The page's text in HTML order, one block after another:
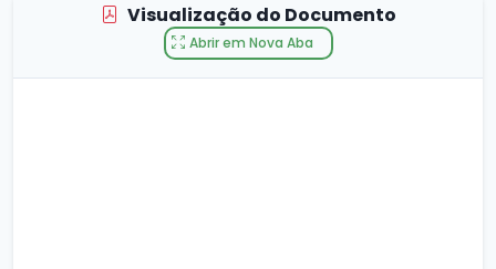
Visualização do Documento
Abrir em Nova Aba